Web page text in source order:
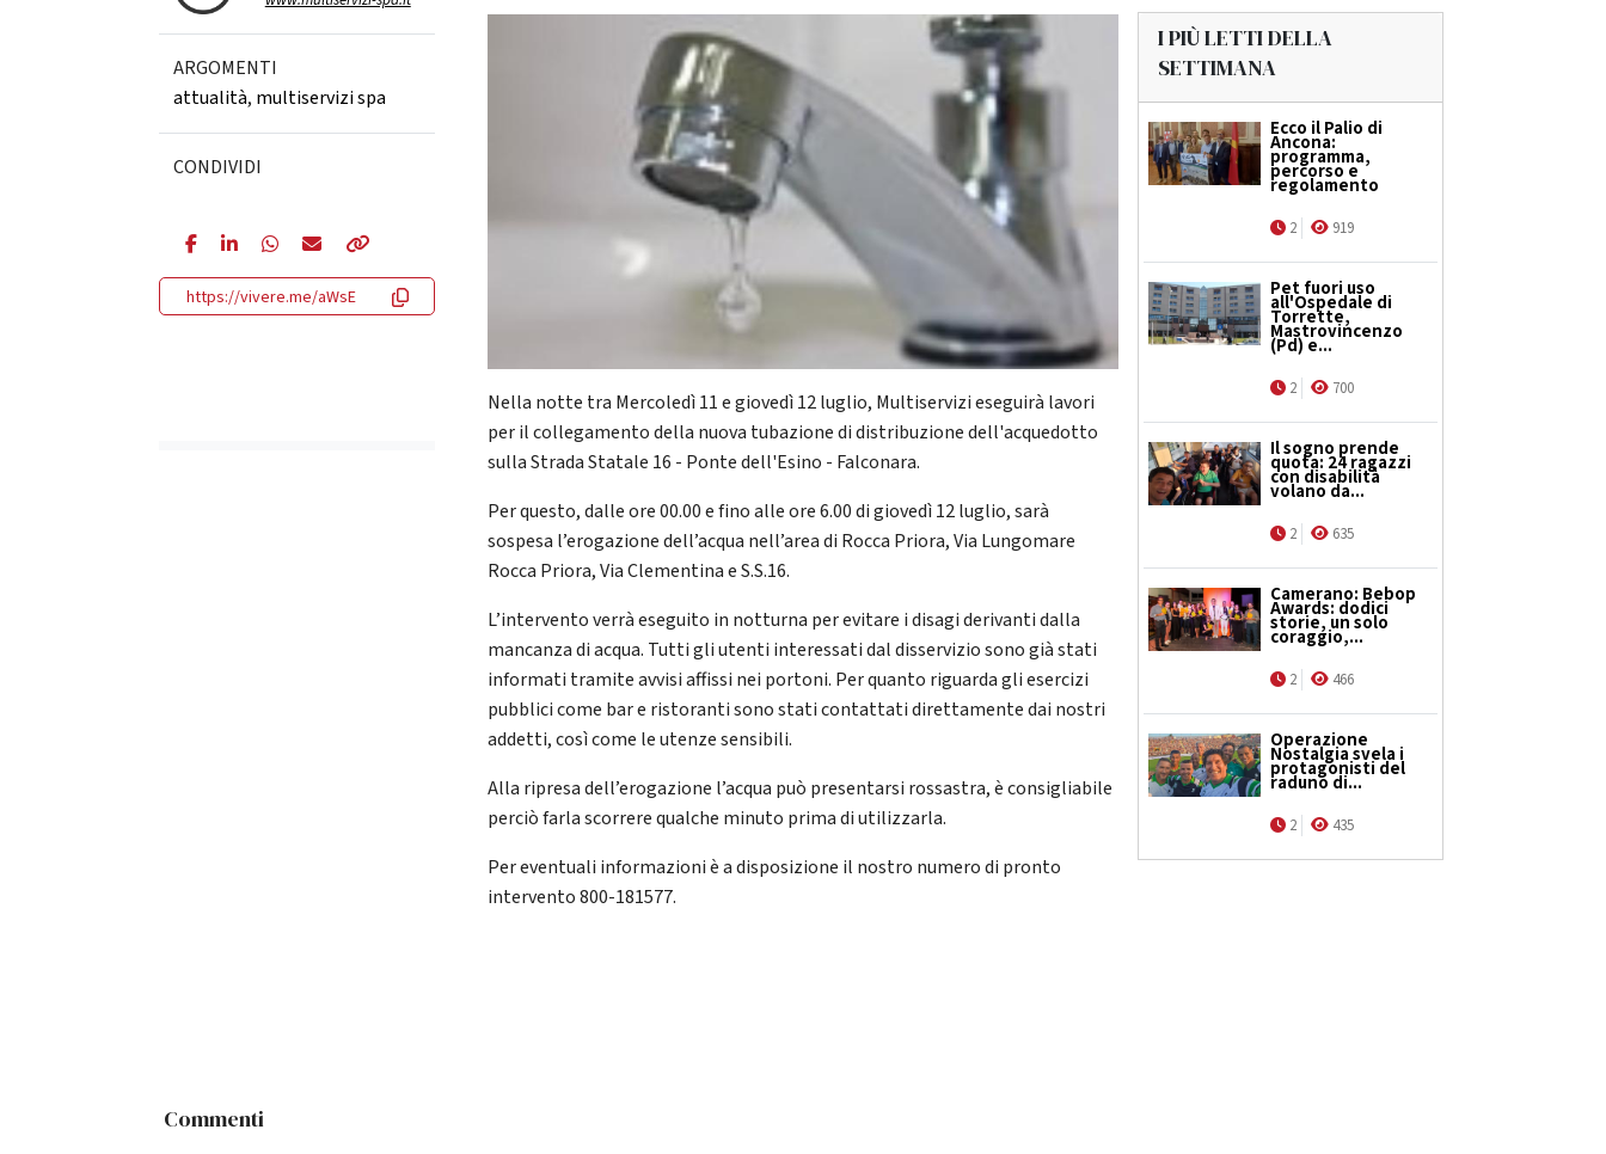
ARGOMENTI
attualità, multiservizi spa
CONDIVIDI
https://vivere.me/aWsE
Nella notte tra Mercoledì 11 e giovedì 12 luglio, Multiservizi eseguirà lavori
per il collegamento della nuova tubazione di distribuzione dell'acquedotto
sulla Strada Statale 16 - Ponte dell'Esino - Falconara.
Per questo, dalle ore 00.00 e fino alle ore 6.00 di giovedì 12 luglio, sarà
sospesa l’erogazione dell’acqua nell’area di Rocca Priora, Via Lungomare
Rocca Priora, Via Clementina e S.S.16.
L’intervento verrà eseguito in notturna per evitare i disagi derivanti dalla
mancanza di acqua. Tutti gli utenti interessati dal disservizio sono già stati
informati tramite avvisi affissi nei portoni. Per quanto riguarda gli esercizi
pubblici come bar e ristoranti sono stati contattati direttamente dai nostri
addetti, così come le utenze sensibili.
Alla ripresa dell’erogazione l’acqua può presentarsi rossastra, è consigliabile
perciò farla scorrere qualche minuto prima di utilizzarla.
Per eventuali informazioni è a disposizione il nostro numero di pronto
intervento 800-181577.
I PIÙ LETTI DELLA
SETTIMANA
Ecco il Palio di
Ancona:
programma,
percorso e
regolamento
2 919
Pet fuori uso
all'Ospedale di
Torrette,
Mastrovincenzo
(Pd) e...
2 700
Il sogno prende
quota: 24 ragazzi
con disabilità
volano da...
2 635
Camerano: Bebop
Awards: dodici
storie, un solo
coraggio,...
2 466
Operazione
Nostalgia svela i
protagonisti del
raduno di...
2 435
Commenti